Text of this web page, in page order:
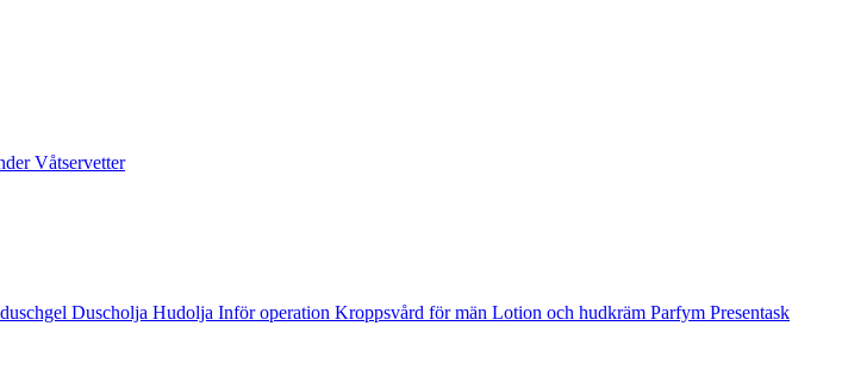
Våtservetter
Duscholja Hudolja Inför operation Kroppsvård för män Lotion och hudkräm Parfym Presentask